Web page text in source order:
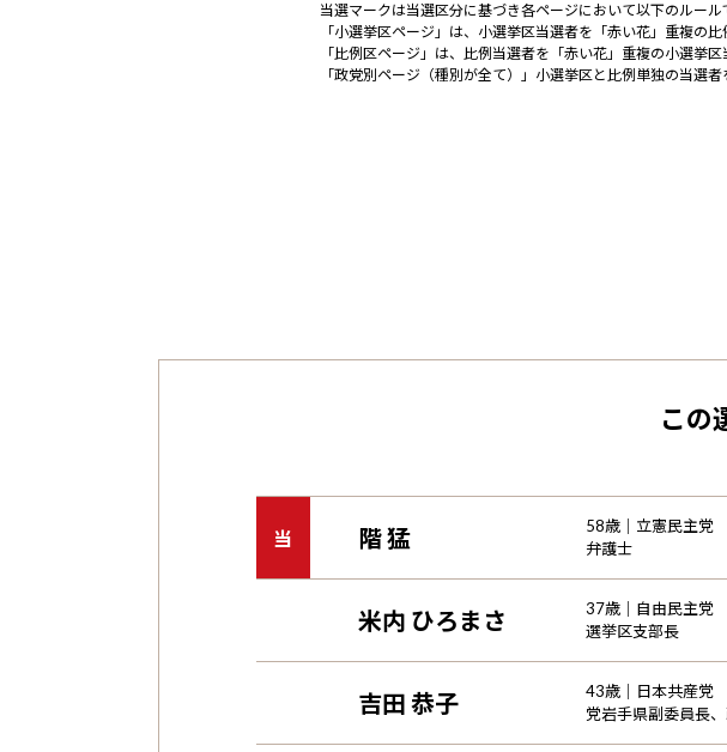
当選マークは当選区分に基づき各ページにおいて以下のルール
「小選挙区ページ」は、小選挙区当選者を「赤い花」重複の
「比例区ページ」は、比例当選者を「赤い花」重複の小選挙
「政党別ページ（種別が全て）」小選挙区と比例単独の当選
この
当 階 猛 58歳｜ 立憲民主党
弁護士
米内 ひろまさ 37歳｜ 自由民主党
選挙区支部長
吉田 恭子 43歳｜
日本共産党
党岩手県副委員長